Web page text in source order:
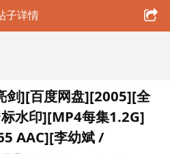
子详情
剑][百度网盘][2005][全
水印][MP4每集1.2G]
AAC][李幼斌 /